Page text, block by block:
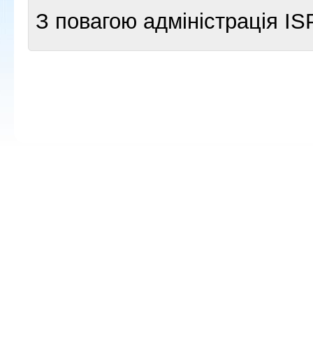
З повагою адміністрація